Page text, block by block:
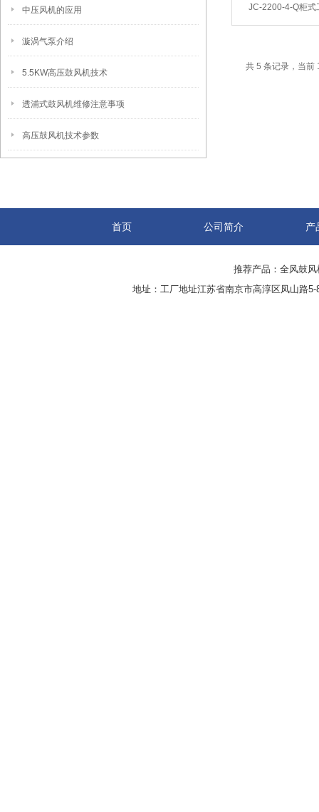
中压风机的应用
漩涡气泵介绍
5.5KW高压鼓风机技术
透浦式鼓风机维修注意事项
高压鼓风机技术参数
JC-2200-4-Q柜式
共 5 条记录，当
首页 公司简介 产
推荐产品： 全风鼓风
地址：工厂地址江苏省南京市高淳区凤山